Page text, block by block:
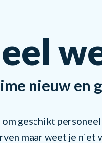
nieuw en
geschikt
maar weet je niet